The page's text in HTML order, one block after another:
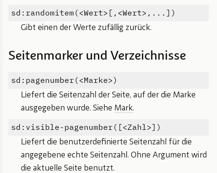
sd:randomitem(<Wert>[,<Wert>,...])
Gibt einen der Werte zufällig zurück.
Seitenmarker und Verzeichnisse
sd:pagenumber(<Marke>)
Liefert die Seitenzahl der Seite, auf der die Marke
ausgegeben wurde. Siehe Mark.
sd:visible-pagenumber([<Zahl>])
Liefert die benutzerdefinierte Seitenzahl für die
angegebene echte Seitenzahl. Ohne Argument wird
die aktuelle Seite benutzt.